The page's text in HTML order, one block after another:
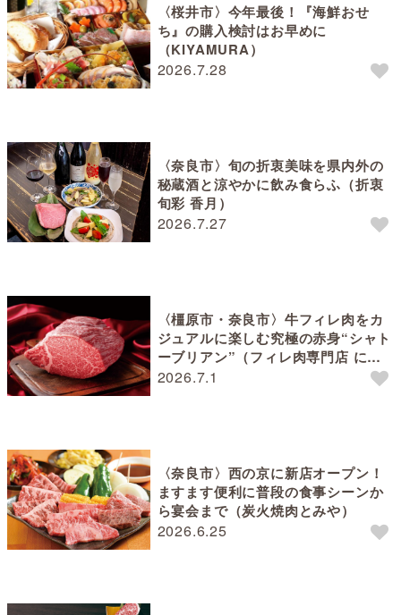
2026.7.28
〈桜井市〉今年最後！『海鮮おせ
ち』の購入検討はお早めに
（KIYAMURA）
2026.7.27
〈奈良市〉旬の折衷美味を県内外の
秘蔵酒と涼やかに飲み食らふ（折衷
旬彩 香月）
2026.7.1
〈橿原市・奈良市〉牛フィレ肉をカ
ジュアルに楽しむ究極の赤身“シャト
ーブリアン”（フィレ肉専門店 にく
ぞう）
2026.6.25
〈奈良市〉西の京に新店オープン！
ますます便利に普段の食事シーンか
ら宴会まで（炭火焼肉とみや）